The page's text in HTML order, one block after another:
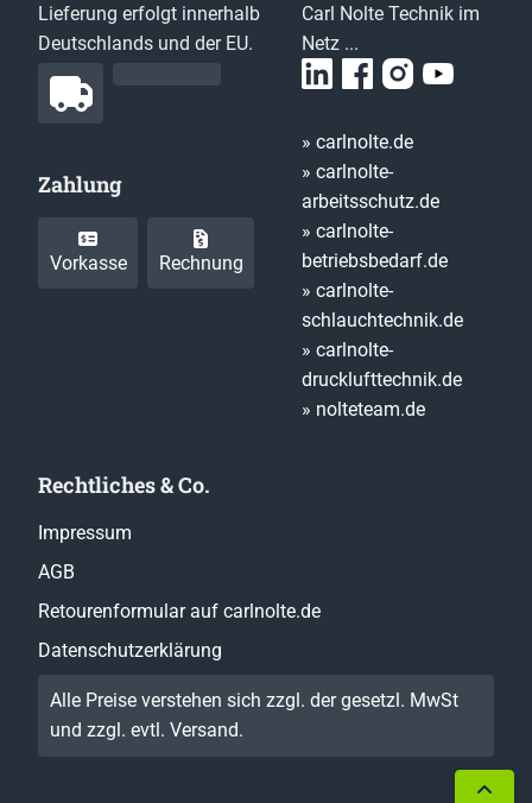
Lieferung erfolgt innerhalb
Deutschlands und der EU.
Zahlung
Vorkasse Rechnung
Carl Nolte Technik im
Netz ...
» carlnolte.de
» carlnolte-
arbeitsschutz.de
» carlnolte-
betriebsbedarf.de
» carlnolte-
schlauchtechnik.de
» carlnolte-
drucklufttechnik.de
» nolteteam.de
Rechtliches & Co.
Impressum
AGB
Retourenformular auf carlnolte.de
Datenschutzerklärung
Alle Preise verstehen sich zzgl. der gesetzl. MwSt
und zzgl. evtl. Versand.